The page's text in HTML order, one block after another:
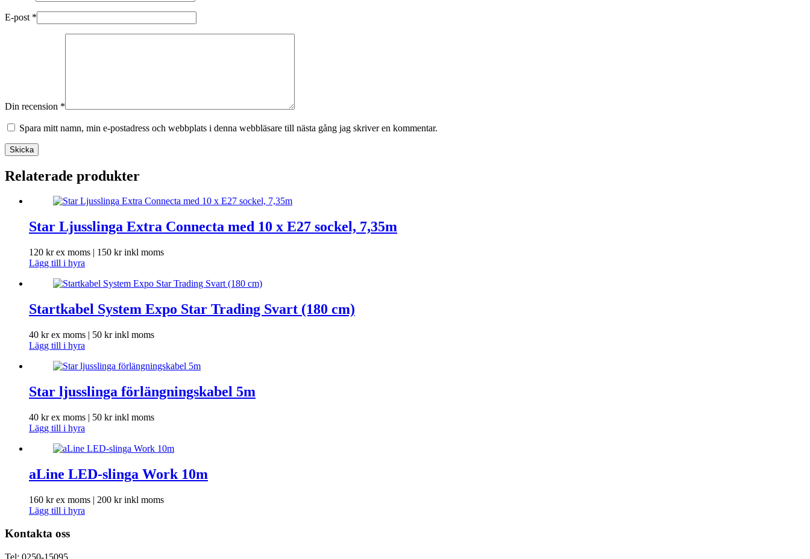
E-post *
Din recension *
Spara mitt namn, min e-postadress och webbplats i denna webbläsare till nästa gång jag skriver en kommentar.
Skicka
Relaterade produkter
Star Ljusslinga Extra Connecta med 10 x E27 sockel, 7,35m
120 krex moms | 150 krinkl moms
Lägg till i hyra
Startkabel System Expo Star Trading Svart (180 cm)
40 krex moms | 50 krinkl moms
Lägg till i hyra
Star ljusslinga förlängningskabel 5m
40 krex moms | 50 krinkl moms
Lägg till i hyra
aLine LED-slinga Work 10m
160 krex moms | 200 krinkl moms
Lägg till i hyra
Kontakta oss